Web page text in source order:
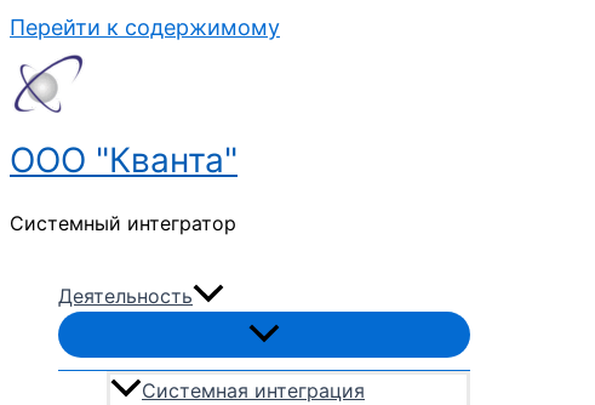
Перейти к содержимому
ООО "Кванта"
Системный интегратор
Деятельность
Системная интеграция